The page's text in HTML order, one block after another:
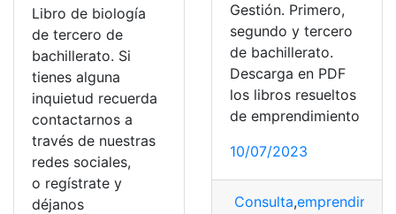
Libro de biología
de tercero de
bachillerato. Si
tienes alguna
inquietud recuerda
contactarnos a
través de nuestras
redes sociales,
o regístrate y
déjanos
Gestión. Primero,
segundo y tercero
de bachillerato.
Descarga en PDF
los libros resueltos
de emprendimiento
10/07/2023
Consulta,